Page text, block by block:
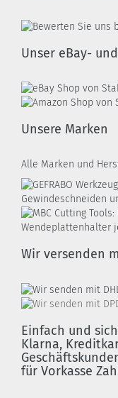
Unser eBay-
Unsere Marken
Alle Marken und
Wir versenden
Einfach und
Klarna,
für Vorkasse